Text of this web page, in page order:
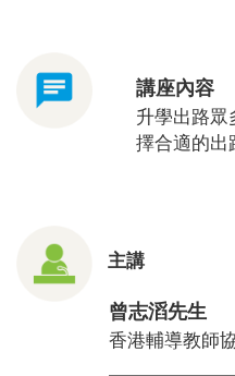
講座內容
升學出路
擇合適的出
主講
曾志滔先生
香港輔導教師